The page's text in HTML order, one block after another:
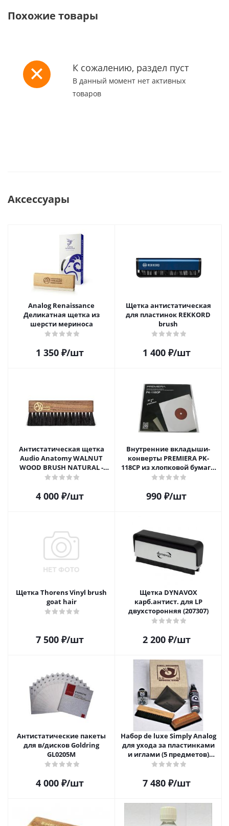
Похожие товары
К сожалению, раздел пуст
В данный момент нет активных
товаров
Аксессуары
Analog Renaissance
Деликатная щетка из
шерсти мериноса
1 350₽/шт
Щетка антистатическая
для пластинок REKKORD
brush
1 400₽/шт
Антистатическая щетка
Audio Anatomy WALNUT
WOOD BRUSH NATURAL -
DELUXE
4 000₽/шт
Внутренние вкладыши-
конверты PREMIERA PK-
118CP из хлопковой бумаги
для 12" виниловых
990 ₽/шт
Щетка Thorens Vinyl brush
goat hair
7 500₽/шт
Щетка DYNAVOX
карб.антист. для LP
двухсторонняя (207307)
2 200₽/шт
Антистатические пакеты
для в/дисков Goldring
GL0205M
4 000₽/шт
Набор de luxe Simply Analog
для ухода за пластинками
и иглами (5 предметов)
SAVC005
7 480₽/шт